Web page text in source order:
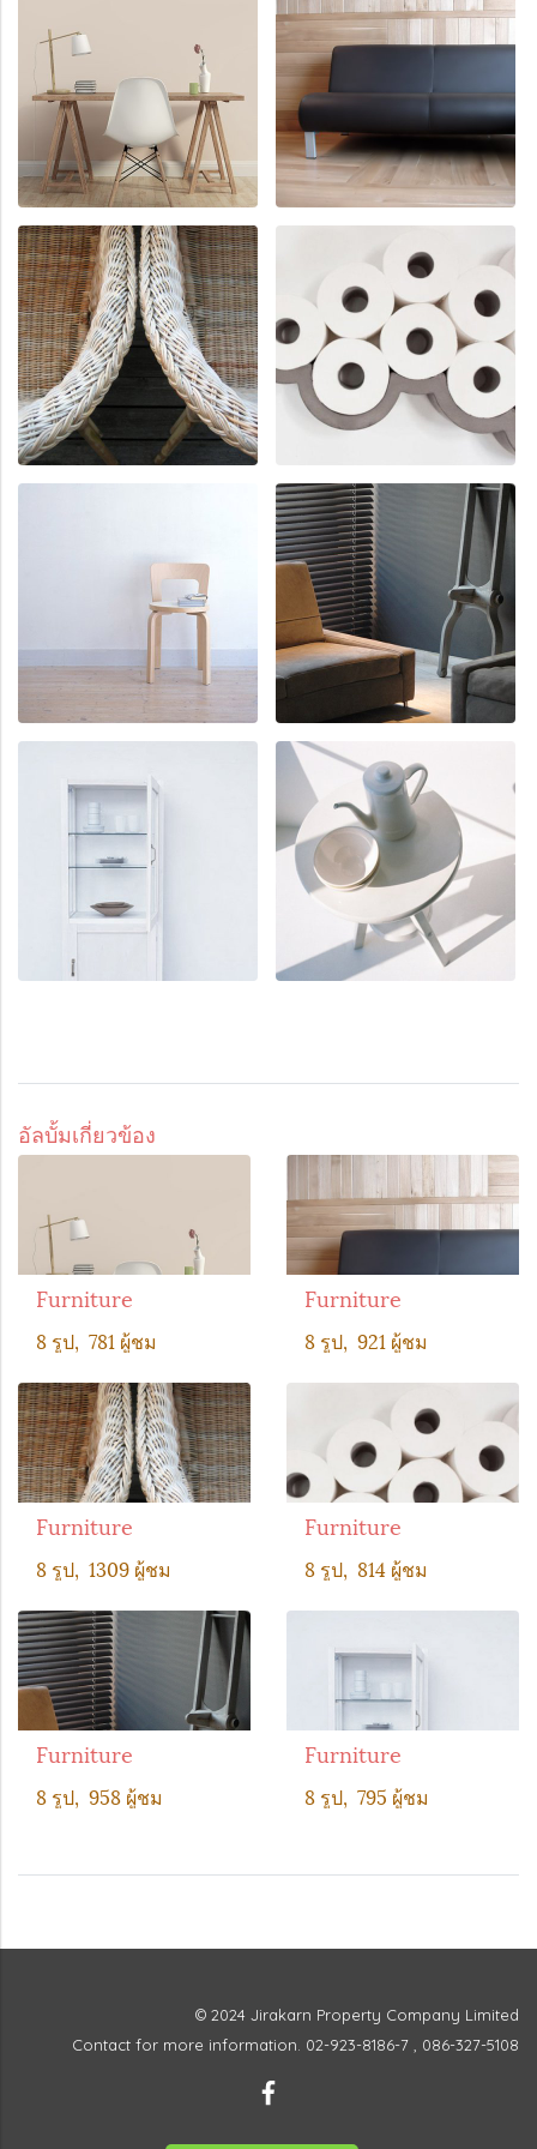
อัลบั้มเกี่ยวข้อง
Furniture
8 รูป, 781 ผู้ชม
Furniture
8 รูป, 921 ผู้ชม
Furniture
8 รูป, 1309 ผู้ชม
Furniture
8 รูป, 814 ผู้ชม
Furniture
8 รูป, 958 ผู้ชม
Furniture
8 รูป, 795 ผู้ชม
© 2024 Jirakarn Property Company Limited
Contact for more information. 02-923-8186-7 , 086-327-5108